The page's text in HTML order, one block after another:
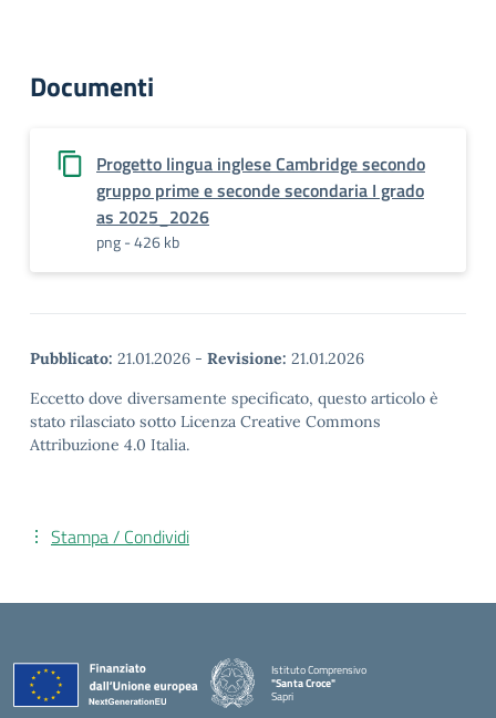
Documenti
Progetto lingua inglese Cambridge secondo
gruppo prime e seconde secondaria I grado
as 2025_2026
png - 426 kb
Pubblicato: 21.01.2026 - Revisione: 21.01.2026
Eccetto dove diversamente specificato, questo articolo è
stato rilasciato sotto Licenza Creative Commons
Attribuzione 4.0 Italia.
Stampa / Condividi
Istituto Comprensivo
"Santa Croce"
Sapri
— Visita la pagina iniziale della scuola